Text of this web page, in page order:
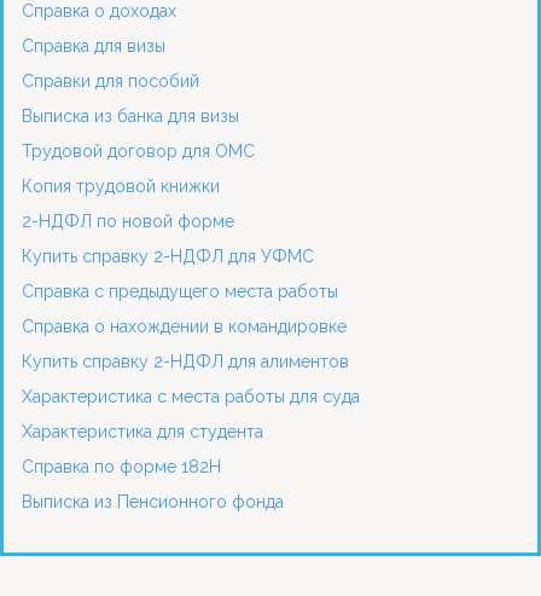
Справка о доходах
Справка для визы
Справки для пособий
Выписка из банка для визы
Трудовой договор для ОМС
Копия трудовой книжки
2-НДФЛ по новой форме
Купить справку 2-НДФЛ для УФМС
Справка с предыдущего места работы
Справка о нахождении в командировке
Купить справку 2-НДФЛ для алиментов
Характеристика с места работы для суда
Характеристика для студента
Справка по форме 182Н
Выписка из Пенсионного фонда